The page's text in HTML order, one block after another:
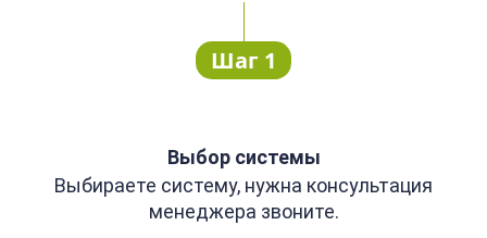
Шаг 1
Выбор системы
Выбираете систему, нужна консультация
менеджера звоните.